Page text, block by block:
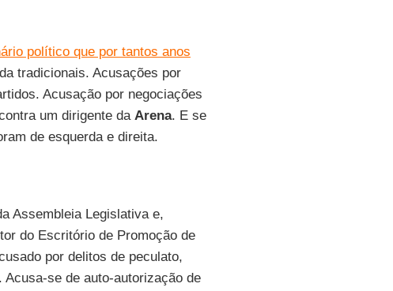
político que por tantos anos
tradicionais. Acusações por
Acusação por negociações
um dirigente da Arena. E se
de esquerda e direita.
Assembleia Legislativa e,
do Escritório de Promoção de
por delitos de peculato,
se de auto-autorização de